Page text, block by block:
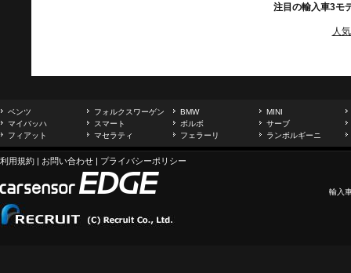
注目の輸入車3モ
人
ベンツ フォルクスワーゲン BMW
MINI
マイバッハ
スマート ボルボ
サーブ
フィアット
マセラティ フェラーリ ランボルギーニ
利用規約 | お問い合わせ | プライバシーポリシー
輸入